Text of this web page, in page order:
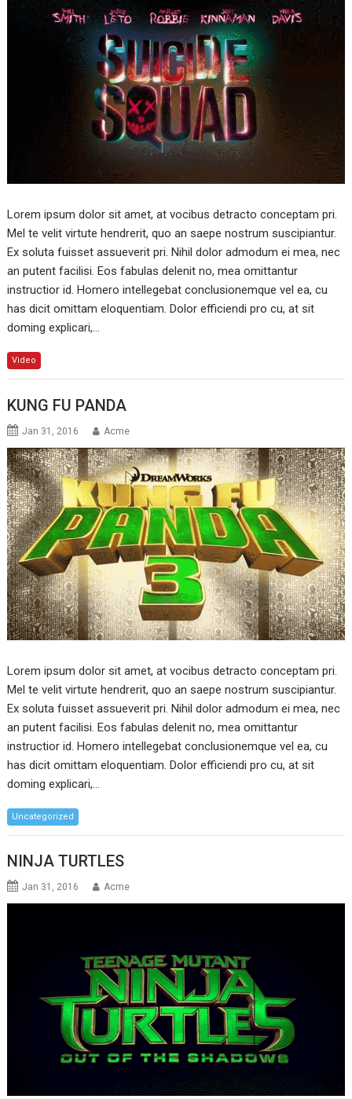
Lorem ipsum dolor sit amet, at vocibus detracto conceptam pri.
Mel te velit virtute hendrerit, quo an saepe nostrum suscipiantur.
Ex soluta fuisset assueverit pri. Nihil dolor admodum ei mea, nec
an putent facilisi. Eos fabulas delenit no, mea omittantur
instructior id. Homero intellegebat conclusionemque vel ea, cu
has dicit omittam eloquentiam. Dolor efficiendi pro cu, at sit
doming explicari,…
Video
KUNG FU PANDA
Jan 31, 2016 Acme
Lorem ipsum dolor sit amet, at vocibus detracto conceptam pri.
Mel te velit virtute hendrerit, quo an saepe nostrum suscipiantur.
Ex soluta fuisset assueverit pri. Nihil dolor admodum ei mea, nec
an putent facilisi. Eos fabulas delenit no, mea omittantur
instructior id. Homero intellegebat conclusionemque vel ea, cu
has dicit omittam eloquentiam. Dolor efficiendi pro cu, at sit
doming explicari,…
Uncategorized
NINJA TURTLES
Jan 31, 2016 Acme